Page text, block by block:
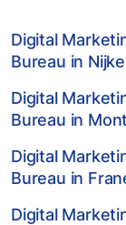
Digital
Bureau in
Digital
Bureau in
Digital
Bureau in
Digital